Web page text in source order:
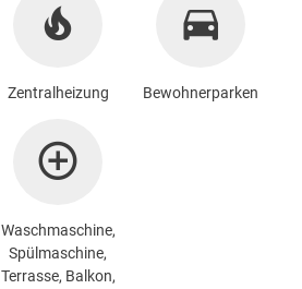
Zentralheizung Bewohnerparken
Waschmaschine,
Spülmaschine,
Terrasse, Balkon,